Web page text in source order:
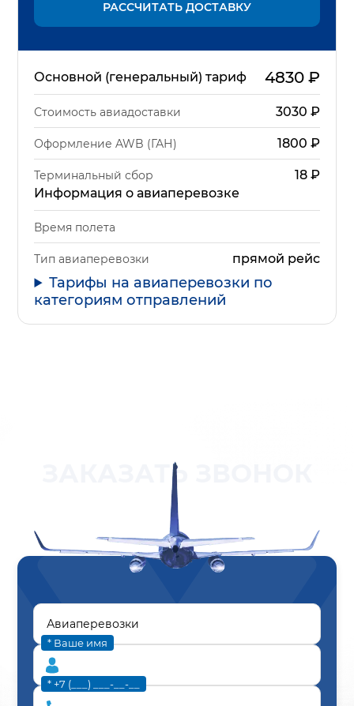
РАССЧИТАТЬ ДОСТАВКУ
Основной (генеральный) тариф 4830₽
Стоимость авиадоставки 3030 ₽
Оформление AWB (ГАН) 1800 ₽
Терминальный сбор 18₽
Информация о авиаперевозке
Время полета
Тип авиаперевозки прямой рейс
Тарифы на авиаперевозки по
категориям отправлений
ЗАКАЗАТЬ ЗВОНОК
* Ваше имя
* +7 (___) ___-__-__